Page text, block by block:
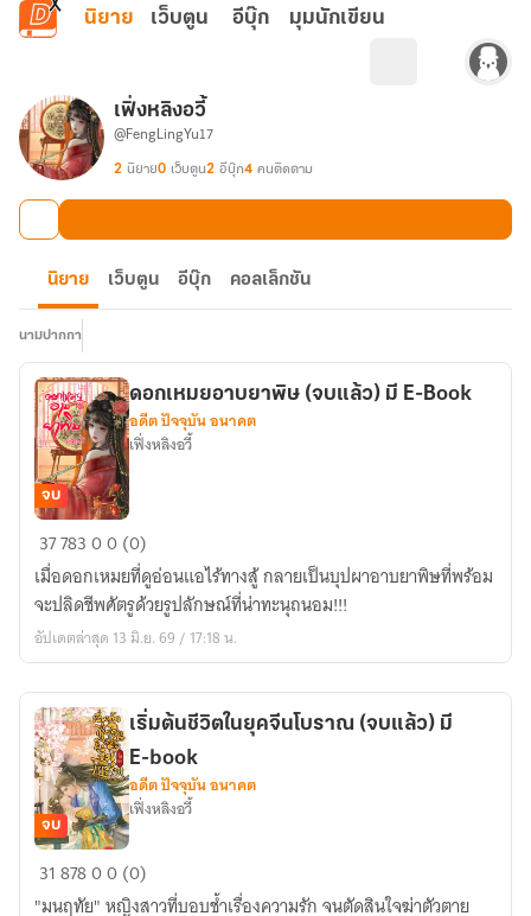
ข้ามไปยังเนื้อหาหลัก
นิยาย เว็บตูน อีบุ๊ก มุมนักเขียน
เฟิ่งหลิงอวี้
@FengLingYu17
2 นิยาย0 เว็บตูน2 อีบุ๊ก4 คนติดตาม
นิยาย เว็บตูน อีบุ๊ก คอลเล็กชัน
นามปากกา
ดอก
เหม
ยอาบ
ยา
พิษ
แล้ว)
มี
E-
Book
จบ
ดอกเหมยอาบยาพิษ (จบแล้ว) มี E-Book
อดีต ปัจจุบัน อนาคต
เฟิ่งหลิงอวี้
3778300 (0)
เมื่อดอกเหมยที่ดูอ่อนแอไร้ทางสู้ กลายเป็นบุปผาอาบยาพิษที่พร้อม
จะปลิดชีพศัตรูด้วยรูปลักษณ์ที่น่าทะนุถนอม!!!
อัปเดตล่าสุด 13 มิ.ย. 69 / 17:18 น.
เริ่ม
จบ
เริ่มต้นชีวิตในยุคจีนโบราณ (จบแล้ว) มี
E-book
อดีต ปัจจุบัน อนาคต
เฟิ่งหลิงอวี้
3187800 (0)
"มนฤทัย" หญิงสาวที่บอบช้ำเรื่องความรัก จนตัดสินใจฆ่าตัวตาย